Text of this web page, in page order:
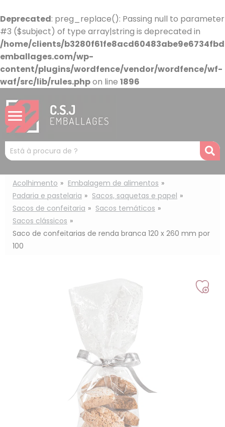
Deprecated: preg_replace(): Passing null to parameter
#3 ($subject) of type array|string is deprecated in
/home/clients/
emballages.com/wp-
content/plugins/wordfence/vendor/wordfence/wf-
waf/src/lib/rules.phpon line 1896
Mots
clés
:
Acolhimento
Embalagem de alimentos
Padaria e pastelaria
Sacos, saquetas e papel
Sacos de confeitaria
Sacos temáticos
Sacos clássicos
Saco de confeitarias de renda branca 120 x 260 mm por
100